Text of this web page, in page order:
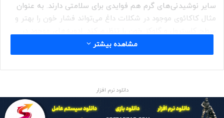
سایر نوشیدنی‌های گرم هم فوایدی برای سلامتی دارند. به عنوان
مثال کاکائوی موجود در شکلات داغ می‌تواند فشار خون را بهتر و
چای ماسالا مانند دارچین هم می‌تواند به مبارزه با التهاب و کنترل
قند خون کمک کند.
و متابولیسم بالینی» (Endocrine Society’s Journal of Clinical
Endocrinology & Metabolism) منتشر شد، نوشت: «طبق
مشاهده بیشتر
دانلود نرم افزار